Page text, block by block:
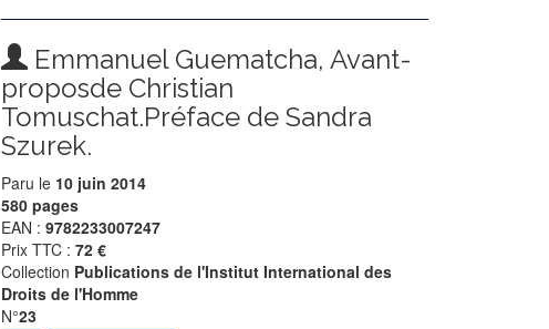
Emmanuel Guematcha, Avant-
proposde Christian
Tomuschat.Préface de Sandra
Szurek.
Paru le 10 juin 2014
580 pages
EAN :9782233007247
Prix TTC :72 €
Collection Publications de l'Institut International des
Droits de l'Homme
N°23